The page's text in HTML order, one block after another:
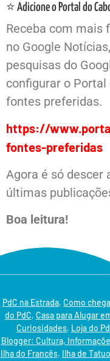
⭐ Adicione o Portal do
Receba com mais
no Google
pesquisas do
configurar o
fontes preferidas.
https://
fontes-preferidas
Agora é só descer
últimas
Boa leitura!
PdC na Estrada, Como
do PdC, Casa para Alugar
Curiosidades, Loja do
Blogger: Cultura,
Ilha do Francês, Ilha de